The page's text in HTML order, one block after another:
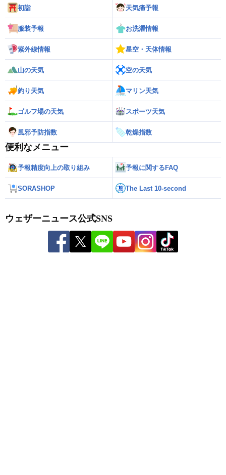
初詣 天気痛予報
服装予報 お洗濯情報
紫外線情報 星空・天体情報
山の天気 空の天気
釣り天気 マリン天気
ゴルフ場の天気 スポーツ天気
風邪予防指数 乾燥指数
便利なメニュー
予報精度向上の取り組み 予報に関するFAQ
SORASHOP The Last 10-second
ウェザーニュース公式SNS